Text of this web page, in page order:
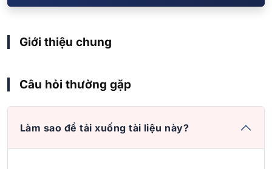
Giới thiệu chung
Câu hỏi thường gặp
Làm sao để tải xuống tài liệu này?